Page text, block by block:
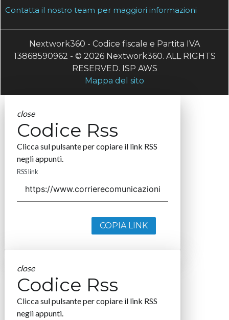
Contatta il nostro team per maggiori informazioni
Nextwork360 - Codice fiscale e Partita IVA
13868590962 - © 2026 Nextwork360. ALL RIGHTS
RESERVED. ISP AWS
Mappa del sito
close
Codice Rss
Clicca sul pulsante per copiare il link RSS
negli appunti.
RSS link
COPIA LINK
close
Codice Rss
Clicca sul pulsante per copiare il link RSS
negli appunti.